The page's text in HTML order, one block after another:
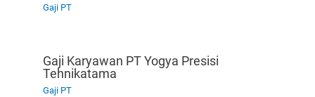
Gaji PT
Gaji Karyawan PT Yogya Presisi
Tehnikatama
Gaji PT